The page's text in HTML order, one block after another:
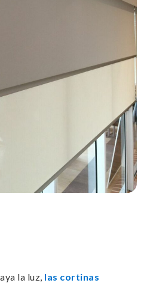
la luz, las cortinas